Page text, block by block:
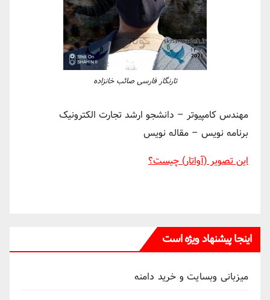
تارنگار فارسی صائب خانزاده
مهندس کامپیوتر – دانشجو ارشد تجارت الکترونیک
برنامه نویس – مقاله نویس
این تصویر (آواتار) چیست؟
اینجا پیشنهاد ویژه است
میزبانی وبسایت و خرید دامنه